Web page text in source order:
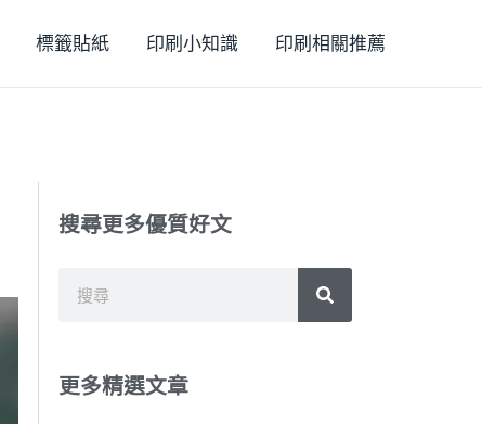
標籤貼紙 印刷小知識 印刷相關推薦
搜尋更多優質好文
搜
更多精選文章